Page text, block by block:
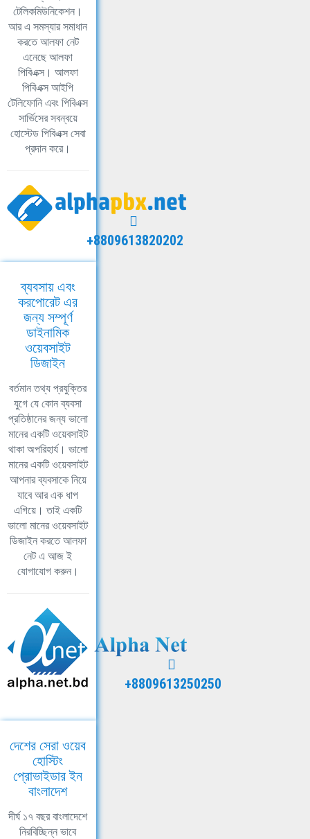
টেলিকমিউনিকেশন।
আর এ সমস্যার সমাধান
করতে আলফা নেট
এনেছে আলফা
পিবিএক্স। আলফা
পিবিএক্স আইপি
টেলিফোনি এবং পিবিএক্স
সার্ভিসের সবন্বয়ে
হোস্টেড পিবিএক্স সেবা
প্রদান করে।
+8809613820202
ব্যবসায় এবং
করপোরেট এর
জন্য সম্পূর্ণ
ডাইনামিক
ওয়েবসাইট
ডিজাইন
বর্তমান তথ্য প্রযুক্তির
যুগে যে কোন ব্যবসা
প্রতিষ্ঠানের জন্য ভালো
মানের একটি ওয়েবসাইট
থাকা অপরিহার্য। ভালো
মানের একটি ওয়েবসাইট
আপনার ব্যবসাকে নিয়ে
যাবে আর এক ধাপ
এগিয়ে। তাই একটি
ভালো মানের ওয়েবসাইট
ডিজাইন করতে আলফা
নেট এ আজ ই
যোগাযোগ করুন।
+8809613250250
দেশের সেরা ওয়েব
হোস্টিং
প্রোভাইডার ইন
বাংলাদেশ
দীর্ঘ ১৭ বছর বাংলাদেশে
নিরবিচ্ছিন্ন ভাবে